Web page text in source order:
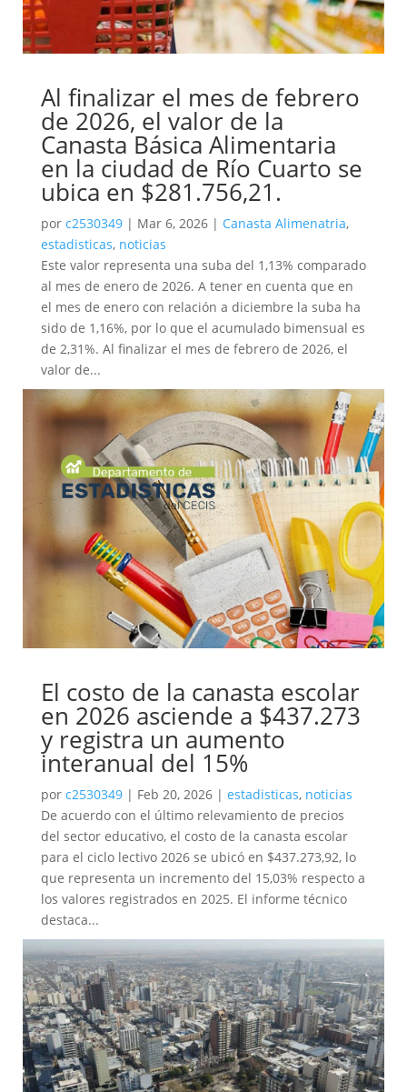
Al finalizar el mes de febrero
de 2026, el valor de la
Canasta Básica Alimentaria
en la ciudad de Río Cuarto se
ubica en $281.756,21.
por c2530349| Mar 6, 2026| Canasta Alimenatria,
estadisticas, noticias
Este valor representa una suba del 1,13% comparado
al mes de enero de 2026. A tener en cuenta que en
el mes de enero con relación a diciembre la suba ha
sido de 1,16%, por lo que el acumulado bimensual es
de 2,31%. Al finalizar el mes de febrero de 2026, el
valor de...
El costo de la canasta escolar
en 2026 asciende a $437.273
y registra un aumento
interanual del 15%
por c2530349| Feb 20, 2026| estadisticas, noticias
De acuerdo con el último relevamiento de precios
del sector educativo, el costo de la canasta escolar
para el ciclo lectivo 2026 se ubicó en $437.273,92, lo
que representa un incremento del 15,03% respecto a
los valores registrados en 2025. El informe técnico
destaca...